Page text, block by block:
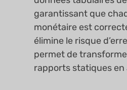
garantissant que
monétaire est
élimine le risque
permet de
rapports statiques en